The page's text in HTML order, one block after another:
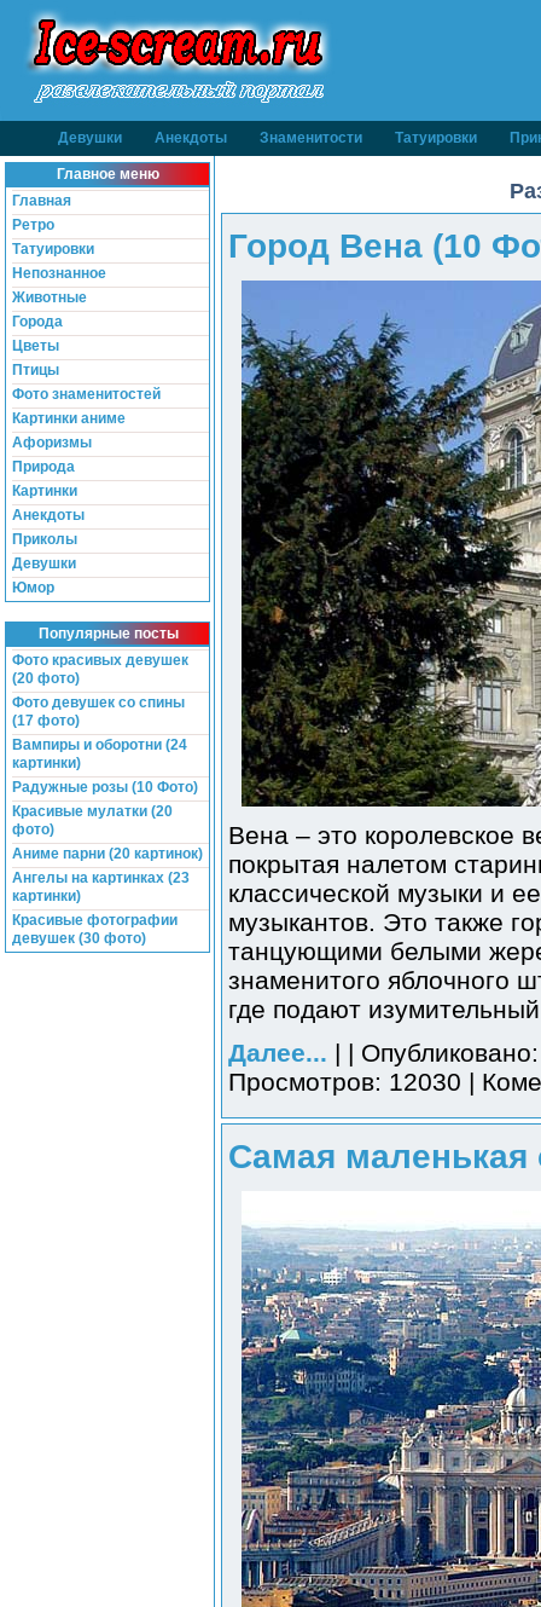
Девушки Анекдоты Знаменитости Татуировки
Главное меню
Главная
Ретро
Татуировки
Непознанное
Животные
Города
Цветы
Птицы
Фото знаменитостей
Картинки аниме
Афоризмы
Природа
Картинки
Анекдоты
Приколы
Девушки
Юмор
Популярные посты
Фото красивых девушек
(20 фото)
Фото девушек со спины
(17 фото)
Вампиры и оборотни (24
картинки)
Радужные розы (10 Фото)
Красивые мулатки (20
фото)
Аниме парни (20 картинок)
Ангелы на картинках (23
картинки)
Красивые фотографии
девушек (30 фото)
Город Вена (10
Вена – это королевское
покрытая налетом
классической музыки и
музыкантов. Это также
танцующими белыми
знаменитого яблочного
где подают
Далее... | |
Просмотров: 12030 |
Самая маленькая